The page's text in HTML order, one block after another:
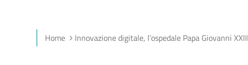
Home Innovazione digitale, l’ospedale Papa Giovanni